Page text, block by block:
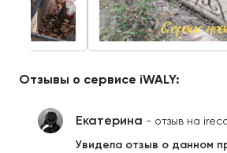
Отзывы о сервисе iWALY:
Екатерина - отзыв на
Увидела отзыв о данном